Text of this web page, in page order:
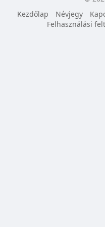
Kezdőlap
Névjegy
Felhasználási